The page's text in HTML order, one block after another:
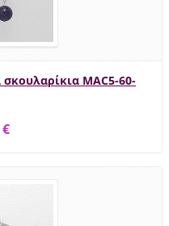
MAC5-60-